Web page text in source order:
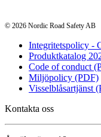
© 2026 Nordic Road Safety AB
Integritetspolicy -
Produktkatalog
Code of conduct
Miljöpolicy (PDF)
Visselblåsartjänst
Kontakta oss